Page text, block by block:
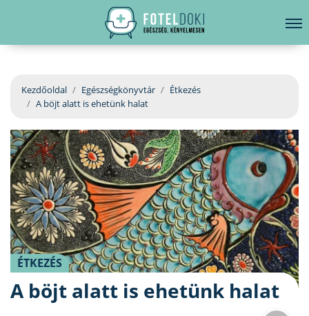
EGÉSZSÉGKÖNYVTÁR
BETEGSÉGKALAUZ
ÜGYELETKERESŐ
ORVOS VÁLASZOL
ORVOSKERESŐ
hirdetés
Kezdőoldal Egészségkönyvtár
Étkezés
A böjt alatt is ehetünk halat
ÉTKEZÉS
A böjt alatt is ehetünk halat